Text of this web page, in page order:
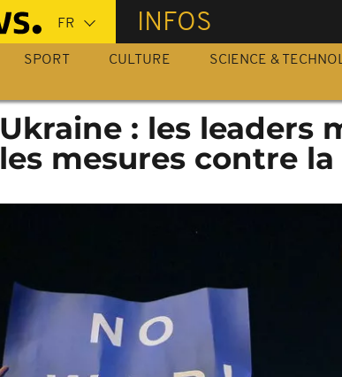
INFOS
SPORT CULTURE SCIENCE &
Ukraine : les leaders
les mesures contre la